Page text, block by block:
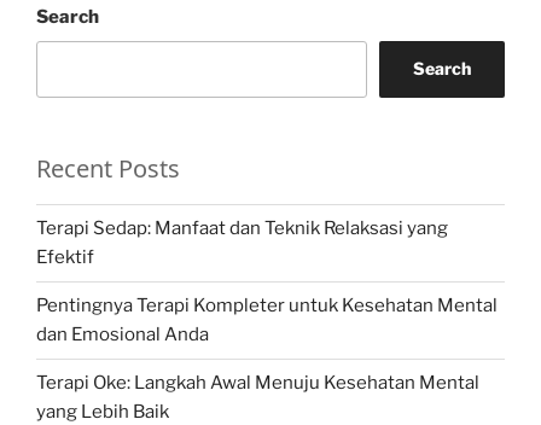
Search
Search
Recent Posts
Terapi Sedap: Manfaat dan Teknik Relaksasi yang
Efektif
Pentingnya Terapi Kompleter untuk Kesehatan Mental
dan Emosional Anda
Terapi Oke: Langkah Awal Menuju Kesehatan Mental
yang Lebih Baik